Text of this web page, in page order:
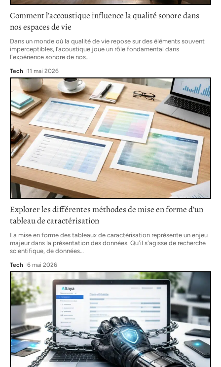
Comment l’accoustique influence la qualité sonore dans
nos espaces de vie
Dans un monde où la qualité de vie repose sur des éléments souvent
imperceptibles, l’acoustique joue un rôle fondamental dans
l'expérience sonore de nos
Tech 11 mai 2026
Explorer les différentes méthodes de mise en forme d’un
tableau de caractérisation
La mise en forme des tableaux de caractérisation représente un enjeu
majeur dans la présentation des données. Qu'il s'agisse de recherche
scientifique, de données…
Tech 6 mai 2026